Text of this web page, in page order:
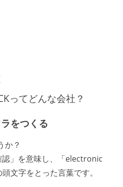
記載事項
制（土日祝休み）
定労働時間：1日平均8時間相
ってどんな会社？
をつくる
か？
認」を意味し、「electronic
文字をとった言葉です。